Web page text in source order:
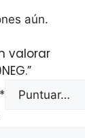
aún.
valorar
*